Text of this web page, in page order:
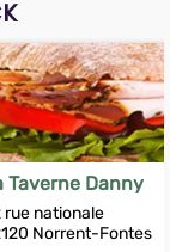
Taverne Danny
rue nationale
Norrent-Fontes